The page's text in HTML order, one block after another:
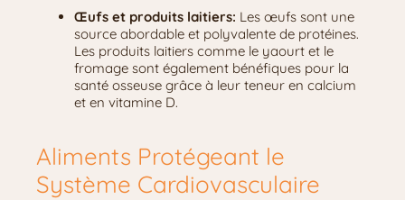
Œufs et produits laitiers: Les œufs sont une
source abordable et polyvalente de protéines.
Les produits laitiers comme le yaourt et le
fromage sont également bénéfiques pour la
santé osseuse grâce à leur teneur en calcium
et en vitamine D.
Aliments Protégeant le
Système Cardiovasculaire